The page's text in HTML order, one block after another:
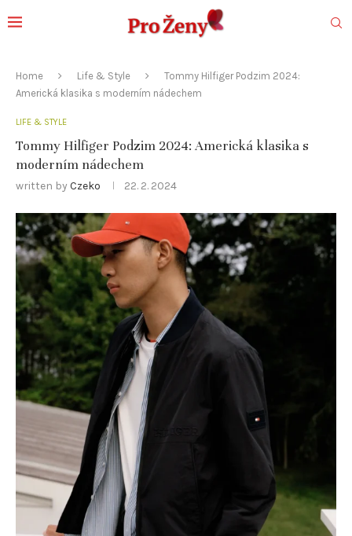
Home Life & Style
Tommy Hilfiger Podzim 2024:
Americká klasika s moderním nádechem
LIFE & STYLE
Tommy Hilfiger Podzim 2024: Americká klasika s
moderním nádechem
written by Czeko 22. 2. 2024